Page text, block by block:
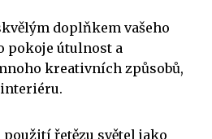
doplňkem vašeho
pokoje útulnost a
kreativních způsobů,
použití řetězu světel jako